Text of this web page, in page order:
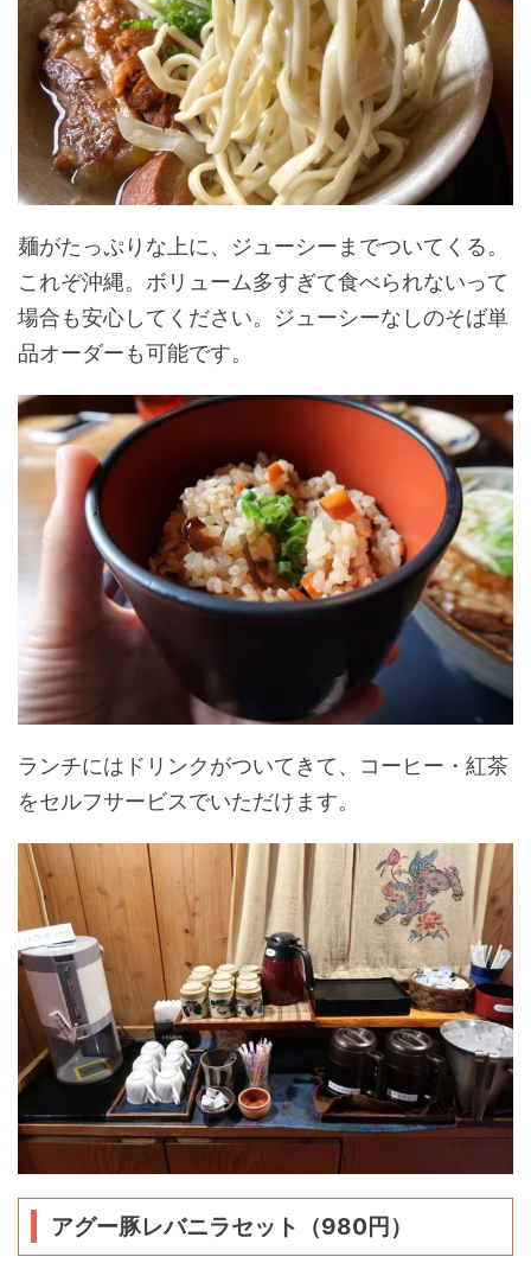
麺がたっぷりな上に、ジューシーまでついてくる。
これぞ沖縄。ボリューム多すぎて食べられないって
場合も安心してください。ジューシーなしのそば単
品オーダーも可能です。
ランチにはドリンクがついてきて、コーヒー・紅茶
をセルフサービスでいただけます。
アグー豚レバニラセット（980円）